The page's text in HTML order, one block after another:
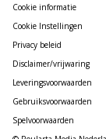
Cookie informatie
Cookie Instellingen
Privacy beleid
Disclaimer/vrijwaring
Leveringsvoorwaarden
Gebruiksvoorwaarden
Spelvoorwaarden